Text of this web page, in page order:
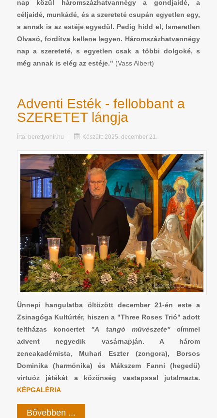
nap közül háromszázhatvannégy a gondjaidé, a
céljaidé, munkádé, és a szereteté csupán egyetlen egy,
s annak is az estéje egyedül. Pedig hidd el, Ismeretlen
Olvasó, fordítva kellene legyen. Háromszázhatvannégy
nap a szereteté, s egyetlen csak a többi dolgoké, s
még annak is elég az estéje." (Vass Albert)
Adventi Esték - fellobbant a
SZERETET lángja
Írta: berettyohir.hu Készült: 2025. december 21.
Ünnepi hangulatba öltözött december 21-én este a
Zsinagóga Kultúrtér, hiszen a "Three Roses Trió" adott
teltházas koncertet "A tangó művészete"címmel
advent negyedik vasárnapján. A három
zeneakadémista, Muhari Eszter (zongora), Borsos
Dominika (harmónika) és Mákszem Fanni (hegedű)
virtuóz játékát a közönség vastapssal jutalmazta.
KÉPGALÉRIA
Bővebben ...